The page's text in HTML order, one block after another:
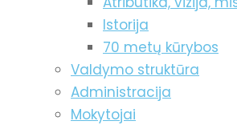
Istorija
70 metų kūrybos
Valdymo struktūra
Administracija
Mokytojai